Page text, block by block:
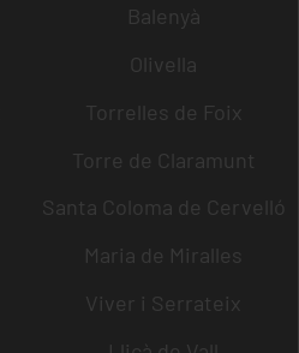
Balenyà
Olivella
Torrelles de Foix
Torre de Claramunt
Santa Coloma de Cervelló
Maria de Miralles
Viver i Serrateix